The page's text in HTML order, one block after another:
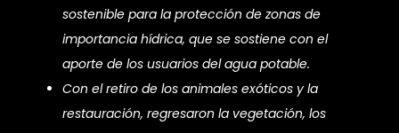
sostenible para la protección de zonas de
importancia hídrica, que se sostiene con el
aporte de los usuarios del agua potable.
Con el retiro de los animales exóticos y la
restauración, regresaron la vegetación, los